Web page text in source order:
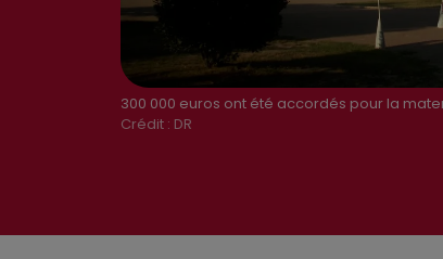
300 000 euros ont été accordés pour la
Crédit : DR